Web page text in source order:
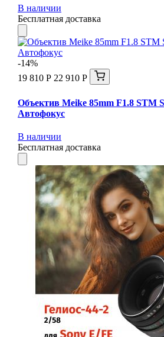
В наличии
Бесплатная доставка
-14%
19 810 Р 22 910 Р
Объектив Meike 85mm F1.8 STM
Автофокус
В наличии
Бесплатная доставка